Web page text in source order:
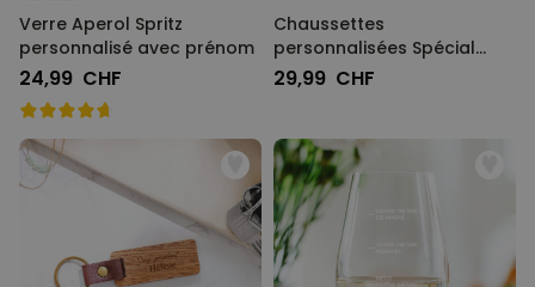
Verre Aperol Spritz
personnalisé avec prénom
24,99 CHF
Chaussettes
personnalisées Spécial
Mariage avec 2 visages
29,99 CHF